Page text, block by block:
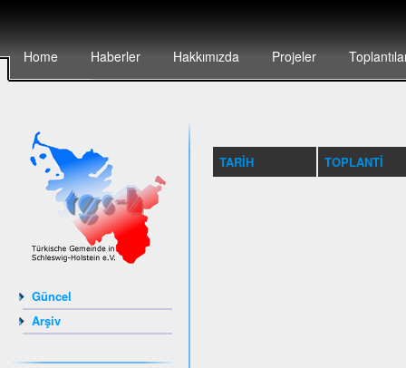
Home Haberler Hakkımızda Projeler
Güncel
Arşiv
TARIH TOPLANTI